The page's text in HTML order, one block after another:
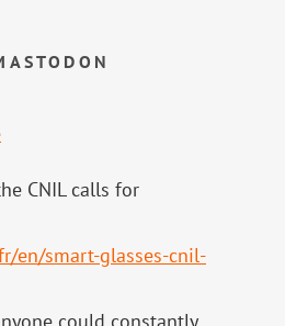
CNIL calls for
en/smart-glasses-cnil-